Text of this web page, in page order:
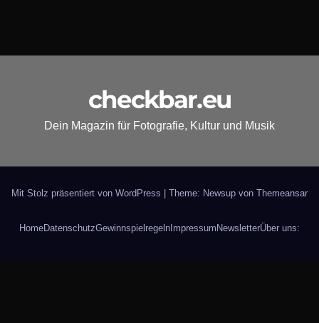
checkbar.eu
Dein Magazin für Fotografie, Kultur und Musik
Mit Stolz präsentiert von WordPress Theme: Newsup von Themeansar
HomeDatenschutzGewinnspielregelnImpressumNewsletterÜber uns: